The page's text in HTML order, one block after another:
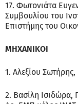
17. Φωτονιάτα
Συμβουλίου του
Επιστήμης του
ΜΗΧΑΝΙΚΟΙ
1. Αλεξίου
2. Βασίλη Ισιδώρα,